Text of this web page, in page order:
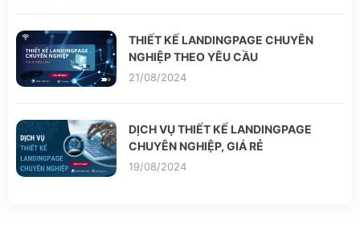
THIẾT KẾ LANDINGPAGE CHUYÊN
NGHIỆP THEO YÊU CẦU
21/08/2024
DỊCH VỤ THIẾT KẾ LANDINGPAGE
CHUYÊN NGHIỆP, GIÁ RẺ
19/08/2024